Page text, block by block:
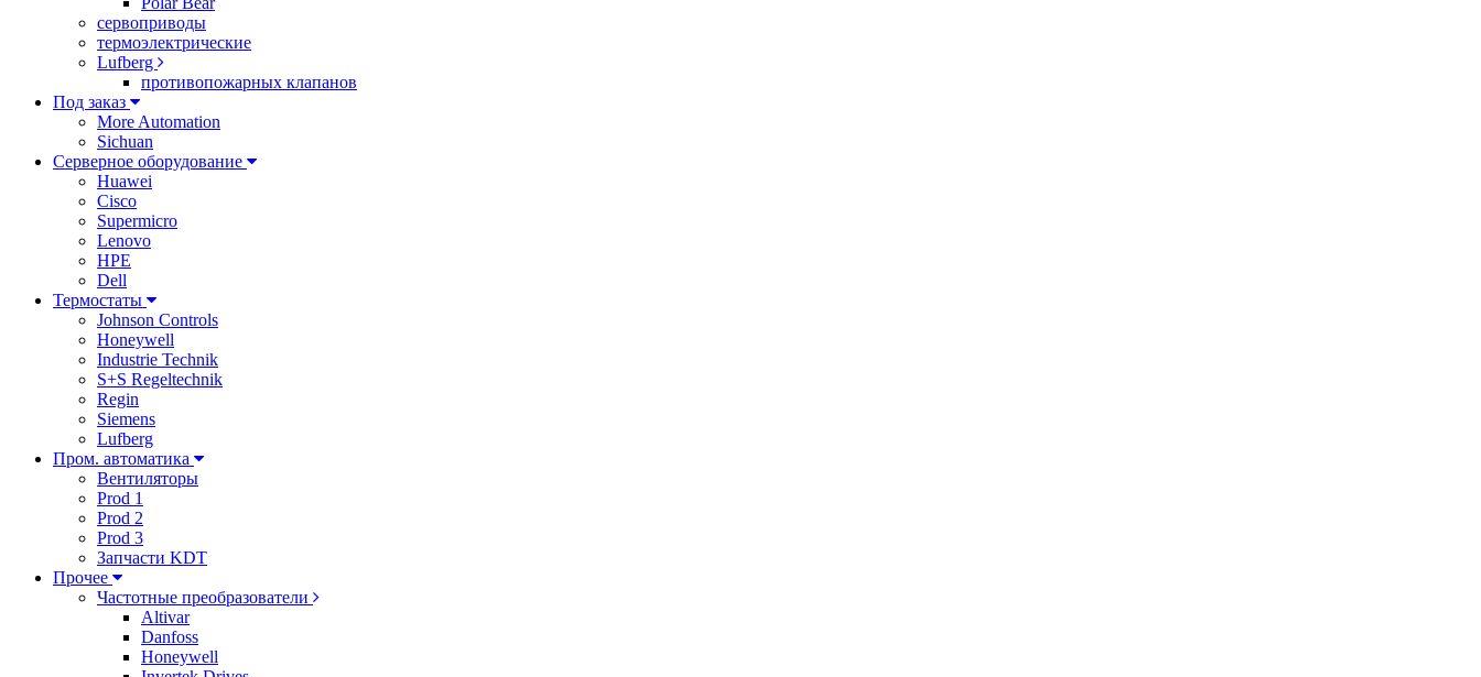
сервоприводы
термоэлектрические
Lufberg
противопожарных клапанов
Под заказ
More Automation
Sichuan
Серверное оборудование
Huawei
Cisco
Supermicro
Lenovo
HPE
Dell
Термостаты
Johnson Controls
Honeywell
Industrie Technik
S+S Regeltechnik
Regin
Siemens
Lufberg
Пром. автоматика
Вентиляторы
Prod 1
Prod 2
Prod 3
Запчасти KDT
Прочее
Частотные преобразователи
Altivar
Danfoss
Honeywell